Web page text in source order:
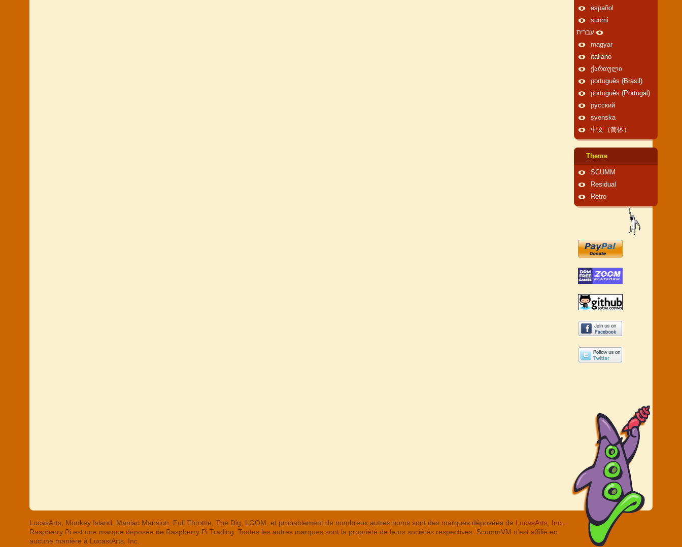
español
suomi
עברית
magyar
italiano
ქართული
português (Brasil)
português (Portugal)
русский
svenska
中文（简体）
Theme
SCUMM
Residual
Retro
LucasArts, Monkey Island, Maniac Mansion, Full Throttle, The Dig, LOOM, et probablement de nombreux autres noms sont des marques déposées de LucasArts, Inc.
Raspberry Pi est une marque déposée de Raspberry Pi Trading. Toutes les autres marques sont la propriété de leurs sociétés respectives. ScummVM n'est affilié en
aucune manière à LucastArts, Inc.